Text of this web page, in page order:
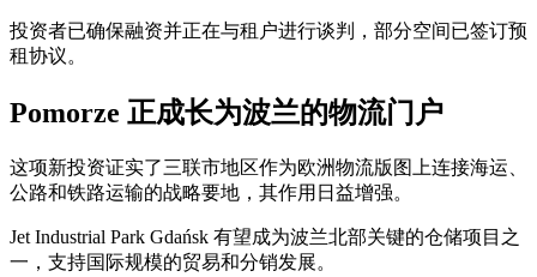
投资者已确保融资并正在与租户进行谈判，部分空间已签订预
租协议。
Pomorze 正成长为波兰的物流门户
这项新投资证实了三联市地区作为欧洲物流版图上连接海运、
公路和铁路运输的战略要地，其作用日益增强。
Jet Industrial Park Gdańsk 有望成为波兰北部关键的仓储项目之
一，支持国际规模的贸易和分销发展。